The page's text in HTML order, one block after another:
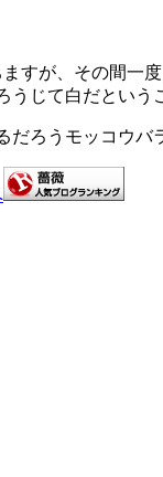
すが、その間一
じて白だという
ろうモッコウ